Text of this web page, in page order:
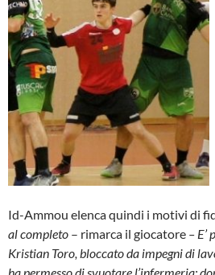
Id-Ammou elenca quindi i motivi di
al completo – rimarca il giocatore – E’
Kristian Toro, bloccato da impegni di